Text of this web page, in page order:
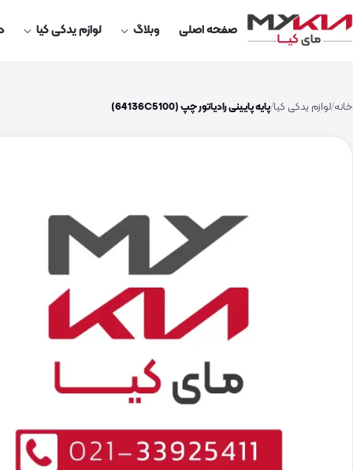
صفحه اصلی وبلاگ لوازم یدکی کیا
خانه لوازم یدکی کیا پایه پایینی رادیاتور چپ (64136C5100)